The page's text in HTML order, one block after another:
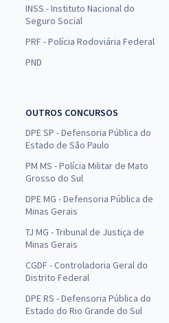
INSS - Instituto Nacional do
Seguro Social
PRF - Polícia Rodoviária Federal
PND
OUTROS CONCURSOS
DPE SP - Defensoria Pública do
Estado de São Paulo
PM MS - Polícia Militar de Mato
Grosso do Sul
DPE MG - Defensoria Pública de
Minas Gerais
TJ MG - Tribunal de Justiça de
Minas Gerais
CGDF - Controladoria Geral do
Distrito Federal
DPE RS - Defensoria Pública do
Estado do Rio Grande do Sul